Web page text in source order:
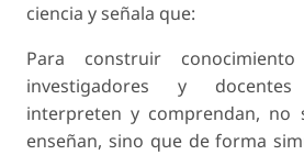
ciencia y señala que:
Para construir
investigadores y
interpreten y comprendan, no
enseñan, sino que de forma